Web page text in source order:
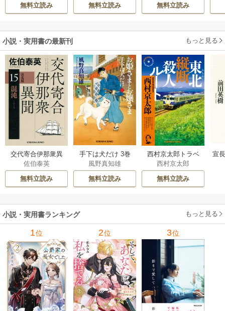
無料立読み
伝～
無料立読み 無料立読み
小説・実用書の最新刊 もっと見る
交代寄合伊那衆異
聞 15巻
佐伯泰英
無料立読み
手下は犬だけ 3巻
風野真知雄
無料立読み
西村京太郎トラベ
ルミステリー・セ
レクション 2巻
西村京太郎
無料立読み
宣
小説・実用書ランキング もっと見る
1位 2位 3位